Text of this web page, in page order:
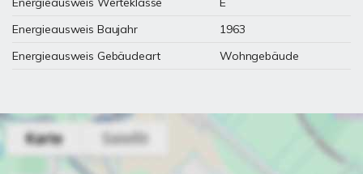
Energieausweis Baujahr
1963
Energieausweis Gebäudeart
Wohngebäude